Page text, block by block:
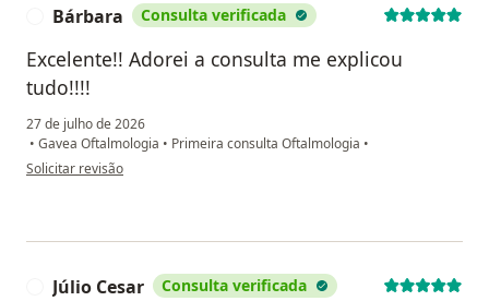
Bárbara Consulta verificada
Excelente!! Adorei a consulta me explicou
tudo!!!!
27 de julho de 2026
• Gavea Oftalmologia • Primeira consulta Oftalmologia •
na opinião do utilizador Bárbara
Solicitar revisão
Júlio Cesar Consulta verificada